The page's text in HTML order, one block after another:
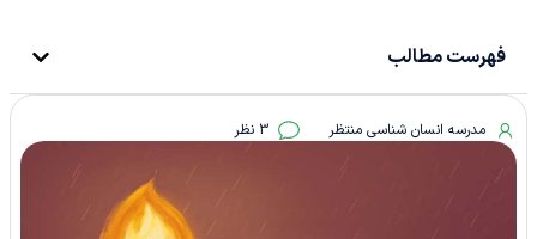
فهرست مطالب
مدرسه انسان شناسی منتظر 3 نظر